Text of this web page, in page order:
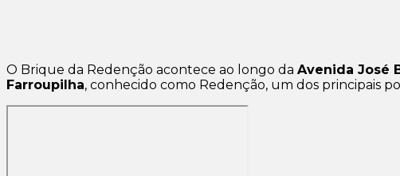
O Brique da Redenção acontece ao longo da Avenida José
Farroupilha, conhecido como Redenção, um dos principais